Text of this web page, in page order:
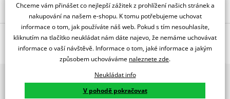
Popis a parametry
Jsme autorizovaný
dealer značky SHAD
Nový 3P systém - integrovaný design, lehká konstrukce pro vyšší
bezpečnost, snadná montáž. Vhodné pouze pro boční kufry SH35
Jedna z nejdůležitějších inovací společnosti SHAD -
Mohlo by se vám hodit
Boční kufry na motorku SHAD SH36 D0B36200 Karbon (pár) se
2x multibrand showroom
9 značek motocyklů, servis, oblečení, doplňky i náhradní
Chceme vám přinášet co nejlepší zážitek z prohlížení našich stránek a
nakupování na našem e-shopu. K tomu potřebujeme uchovat
informace o tom, jak používáte náš web. Pokud s tím nesouhlasíte,
kliknutím na tlačítko neukládat nám dáte najevo, že nemáme uchovávat
informace o vaší návštěvě. Informace o tom, jaké informace a jakým
způsobem uchováváme naleznete zde.
Neukládat info
V pohodě pokračovat